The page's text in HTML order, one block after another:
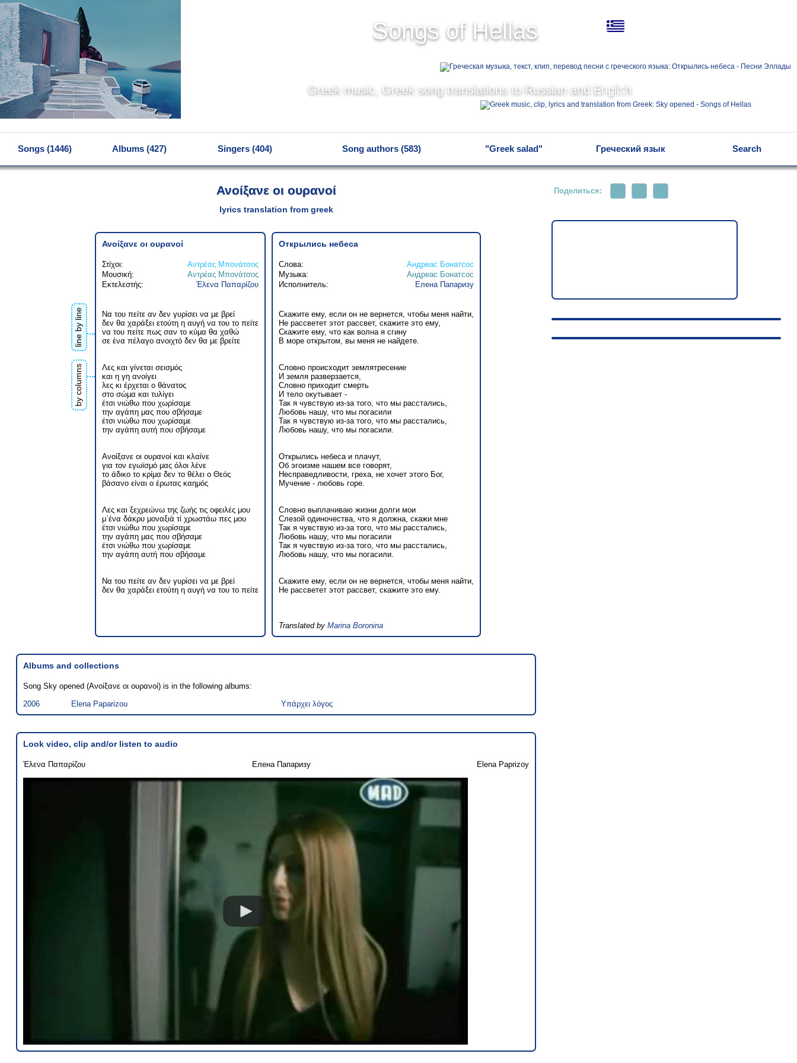
Songs of Hellas
Greek music, Greek song translations to Russian and English
English
Songs (1446) Albums (427) Singers (404) Song authors (583) "Greek salad" Греческий язык Search
Ανοίξανε οι ουρανοί
lyrics translation from greek
line by line
by columns
Ανοίξανε οι ουρανοί
Στίχοι:
Αντρέας Μπονάτσος
Μουσική:
Αντρέας Μπονάτσος
Εκτελεστής:
Έλενα Παπαρίζου
Να του πείτε αν δεν γυρίσει να με βρεί
δεν θα χαράξει ετούτη η αυγή να του το πείτε
να του πείτε πως σαν το κύμα θα χαθώ
σε ένα πέλαγο ανοιχτό δεν θα με βρείτε
Λες και γίνεται σεισμός
και η γη ανοίγει
λες κι έρχεται ο θάνατος
στο σώμα και τυλίγει
έτσι νιώθω που χωρίσαμε
την αγάπη μας που σβήσαμε
έτσι νιώθω που χωρίσαμε
την αγάπη αυτή που σβήσαμε
Ανοίξανε οι ουρανοί και κλαίνε
για τον εγωϊσμό μας όλοι λένε
το άδικο το κρίμα δεν το θέλει ο Θεός
βάσανο είναι ο έρωτας καημός
Λες και ξεχρεώνω της ζωής τις οφειλές μου
μ΄ένα δάκρυ μοναξιά τί χρωστάω πες μου
έτσι νιώθω που χωρίσαμε
την αγάπη μας που σβήσαμε
έτσι νιώθω που χωρίσαμε
την αγάπη αυτή που σβήσαμε
Να του πείτε αν δεν γυρίσει να με βρεί
δεν θα χαράξει ετούτη η αυγή να του το πείτε
Открылись небеса
Слова:
Андреас Бонатсос
Музыка:
Андреас Бонатсос
Исполнитель:
Елена Папаризу
Скажите ему, если он не вернется, чтобы меня найти,
Не рассветет этот рассвет, скажите это ему,
Скажите ему, что как волна я сгину
В море открытом, вы меня не найдете.
Словно происходит землятресение
И земля разверзается,
Словно приходит смерть
И тело окутывает -
Так я чувствую из-за того, что мы расстались,
Любовь нашу, что мы погасили
Так я чувствую из-за того, что мы расстались,
Любовь нашу, что мы погасили.
Открылись небеса и плачут,
Об эгоизме нашем все говорят,
Несправедливости, греха, не хочет этого Бог,
Мучение - любовь горе.
Словно выплачиваю жизни долги мои
Слезой одиночества, что я должна, скажи мне
Так я чувствую из-за того, что мы расстались,
Любовь нашу, что мы погасили
Так я чувствую из-за того, что мы расстались,
Любовь нашу, что мы погасили.
Скажите ему, если он не вернется, чтобы меня найти,
Не рассветет этот рассвет, скажите это ему.
Translated byMarina Boronina
Albums and collections
Song Sky opened (Ανοίξανε οι ουρανοί) is in the following albums:
2006
Elena Paparizou Υπάρχει λόγος
Look video, clip and/or listen to audio
Έλενα Παπαρίζου Елена Папаризу Elena Paprizoy
Поделиться: